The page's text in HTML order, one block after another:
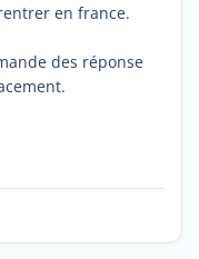
en france.
des réponse